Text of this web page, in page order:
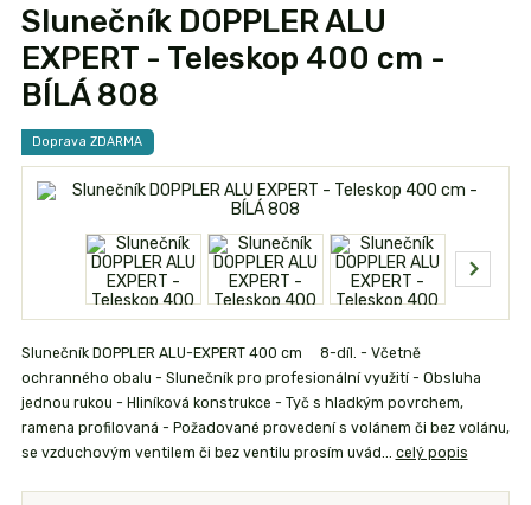
Slunečník DOPPLER ALU
EXPERT - Teleskop 400 cm -
BÍLÁ 808
Doprava ZDARMA
Slunečník DOPPLER ALU-EXPERT 400 cm 8-díl. - Včetně
ochranného obalu - Slunečník pro profesionální využití - Obsluha
jednou rukou - Hliníková konstrukce - Tyč s hladkým povrchem,
ramena profilovaná - Požadované provedení s volánem či bez volánu,
se vzduchovým ventilem či bez ventilu prosím uvád... celý popis